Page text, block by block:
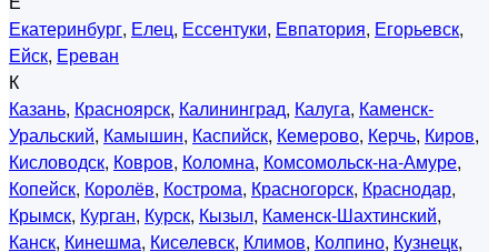
Екатеринбург, Елец, Ессентуки, Евпатория, Егорьевск,
Ейск, Ереван
К
Казань, Красноярск, Калининград, Калуга, Каменск-
Уральский, Камышин, Каспийск, Кемерово, Керчь, Киров,
Кисловодск, Ковров, Коломна, Комсомольск-на-Амуре,
Копейск, Королёв, Кострома, Красногорск, Краснодар,
Крымск, Курган, Курск, Кызыл, Каменск-Шахтинский,
Канск, Кинешма, Киселевск, Климов, Колпино, Кузнецк,